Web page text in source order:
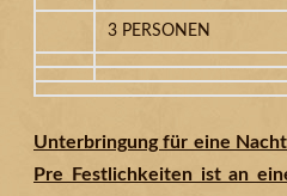
3 PERSONEN
Unterbringung für eine
Pre Festlichkeiten ist an